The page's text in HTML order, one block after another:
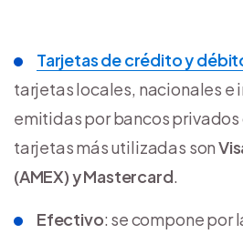
Tarjetas de crédito y
tarjetas locales, nacionales e
emitidas por bancos privados
tarjetas más utilizadas son
(AMEX) y Mastercard
Efectivo: se compone por